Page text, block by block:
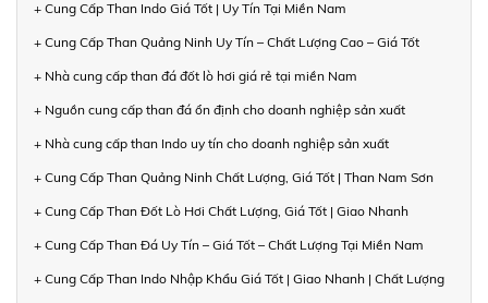
+ Cung Cấp Than Indo Giá Tốt | Uy Tín Tại Miền Nam
+ Cung Cấp Than Quảng Ninh Uy Tín – Chất Lượng Cao – Giá Tốt
+ Nhà cung cấp than đá đốt lò hơi giá rẻ tại miền Nam
+ Nguồn cung cấp than đá ổn định cho doanh nghiệp sản xuất
+ Nhà cung cấp than Indo uy tín cho doanh nghiệp sản xuất
+ Cung Cấp Than Quảng Ninh Chất Lượng, Giá Tốt | Than Nam Sơn
+ Cung Cấp Than Đốt Lò Hơi Chất Lượng, Giá Tốt | Giao Nhanh
+ Cung Cấp Than Đá Uy Tín – Giá Tốt – Chất Lượng Tại Miền Nam
+ Cung Cấp Than Indo Nhập Khẩu Giá Tốt | Giao Nhanh | Chất Lượng